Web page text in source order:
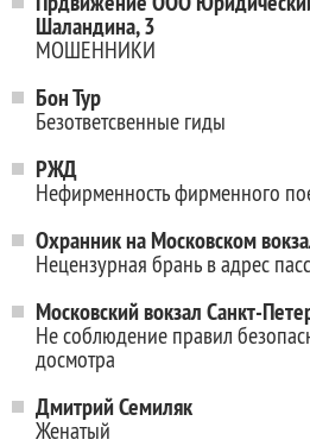
Шаландина, 3
МОШЕННИКИ
Бон Тур
Безответсвенные гиды
РЖД
Нефирменность фирменного
Охранник на Московском
Нецензурная брань в адрес
Московский вокзал Санкт-
Не соблюдение правил
досмотра
Дмитрий Семиляк
Женатый